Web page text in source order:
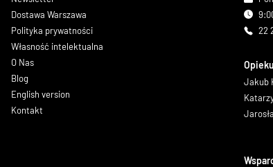
Dostawa Warszawa
Polityka prywatności
Własność intelektualna
O Nas
Blog
English version
Kontakt
22
Jakub